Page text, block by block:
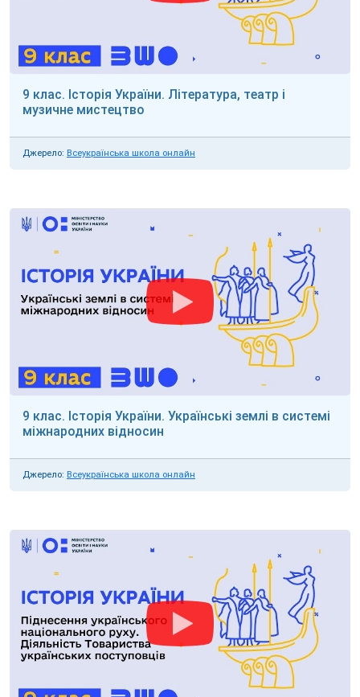
9 клас. Історія України. Література, театр і
музичне мистецтво
Джерело: Всеукраїнська школа онлайн
9 клас. Історія України. Українські землі в системі
міжнародних відносин
Джерело: Всеукраїнська школа онлайн